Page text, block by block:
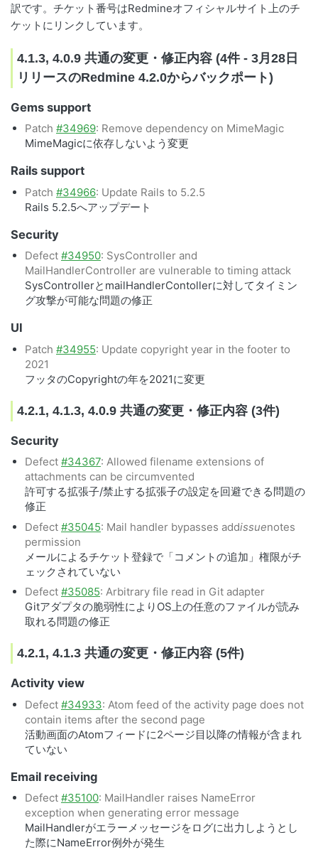
訳です。チケット番号はRedmineオフィシャルサイト上のチ
ケットにリンクしています。
4.1.3, 4.0.9 共通の変更・修正内容 (4件 - 3月28日
リリースのRedmine 4.2.0からバックポート)
Gems support
Patch #34969: Remove dependency on MimeMagic
MimeMagicに依存しないよう変更
Rails support
Patch #34966: Update Rails to 5.2.5
Rails 5.2.5へアップデート
Security
Defect #34950: SysController and
MailHandlerController are vulnerable to timing attack
SysControllerとmailHandlerContollerに対してタイミン
グ攻撃が可能な問題の修正
UI
Patch #34955: Update copyright year in the footer to
2021
フッタのCopyrightの年を2021に変更
4.2.1, 4.1.3, 4.0.9 共通の変更・修正内容 (3件)
Security
Defect #34367: Allowed filename extensions of
attachments can be circumvented
許可する拡張子/禁止する拡張子の設定を回避できる問題の
修正
Defect #35045: Mail handler bypasses addissuenotes
permission
メールによるチケット登録で「コメントの追加」権限がチ
ェックされていない
Defect #35085: Arbitrary file read in Git adapter
Gitアダプタの脆弱性によりOS上の任意のファイルが読み
取れる問題の修正
4.2.1, 4.1.3 共通の変更・修正内容 (5件)
Activity view
Defect #34933: Atom feed of the activity page does not
contain items after the second page
活動画面のAtomフィードに2ページ目以降の情報が含まれ
ていない
Email receiving
Defect #35100: MailHandler raises NameError
exception when generating error message
MailHandlerがエラーメッセージをログに出力しようとし
た際にNameError例外が発生